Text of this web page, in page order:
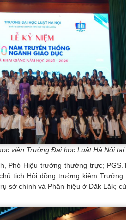
viên Trường Đại học Luật Hà Nội
Phó Hiệu trưởng thường trực;
tịch Hội đồng trường kiêm Trưởng
sở chính và Phân hiệu ở Đăk Lăk;